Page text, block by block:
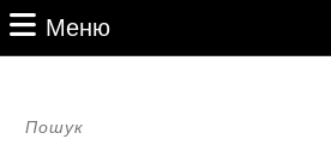
Перейти
до
МенюМеню
Пошук: